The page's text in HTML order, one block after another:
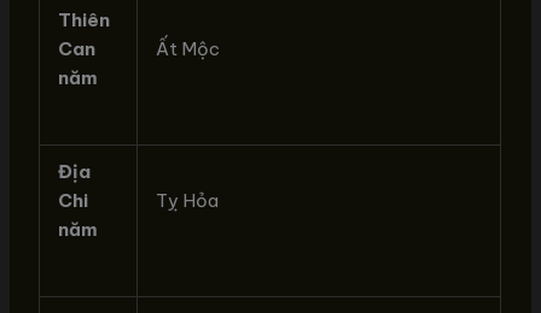
Thiên
Can
năm
Ất Mộc
Địa
Chi
năm
Tỵ Hỏa